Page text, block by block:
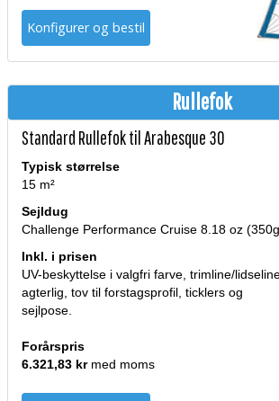
Konfigurer og bestil
Rullefok
Standard Rullefok til Arabesque 30
Typisk størrelse
15 m²
Sejldug
Challenge Performance Cruise 8.18 oz
Inkl. i prisen
UV-beskyttelse i valgfri farve, trimline/
agterlig, tov til forstagsprofil, ticklers og
sejlpose.
Forårspris
6.321,83 krmed moms